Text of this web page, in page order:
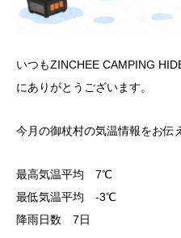
いつもZINCHEE CAMPING
にありがとうございます。
今月の御杖村の気温情報をお伝
最高気温平均 7℃
最低気温平均 -3℃
降雨日数 7日